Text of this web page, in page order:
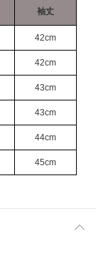
袖丈
42cm
42cm
43cm
43cm
44cm
45cm